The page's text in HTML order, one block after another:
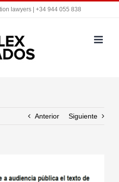
lawyers | +34 944 055 838
Anterior Siguiente